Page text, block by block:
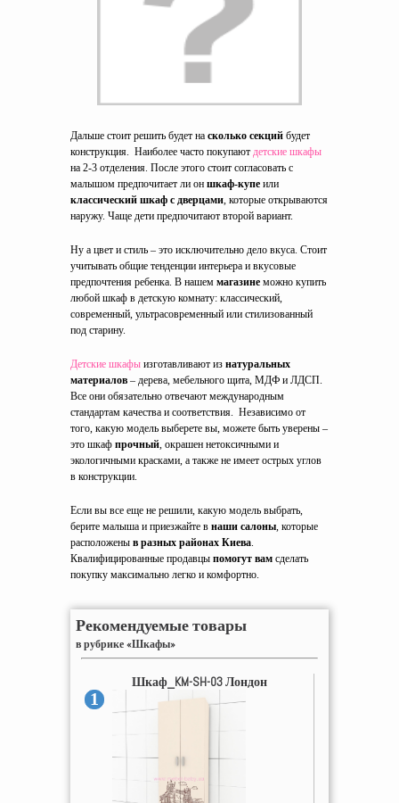
Дальше стоит решить будет на сколько секций будет
конструкция. Наиболее часто покупают детские шкафы
на 2-3 отделения. После этого стоит согласовать с
малышом предпочитает ли он шкаф-купе или
классический шкаф с дверцами, которые открываются
наружу. Чаще дети предпочитают второй вариант.
Ну а цвет и стиль – это исключительно дело вкуса. Стоит
учитывать общие тенденции интерьера и вкусовые
предпочтения ребенка. В нашем магазине можно купить
любой шкаф в детскую комнату: классический,
современный, ультрасовременный или стилизованный
под старину.
Детские шкафы изготавливают из натуральных
материалов – дерева, мебельного щита, МДФ и ЛДСП.
Все они обязательно отвечают международным
стандартам качества и соответствия. Независимо от
того, какую модель выберете вы, можете быть уверены –
это шкаф прочный, окрашен нетоксичными и
экологичными красками, а также не имеет острых углов
в конструкции.
Если вы все еще не решили, какую модель выбрать,
берите малыша и приезжайте в наши салоны, которые
расположены в разных районах Киева.
Квалифицированные продавцы помогут вам сделать
покупку максимально легко и комфортно.
Рекомендуемые товары
в рубрике «Шкафы»
Шкаф_KM-SH-03 Лондон
1